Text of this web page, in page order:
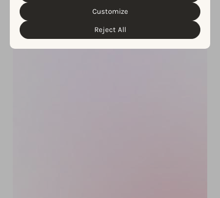
customize your cookie settings and preferences by
clicking the “Customize” button.
Reject All
Customize